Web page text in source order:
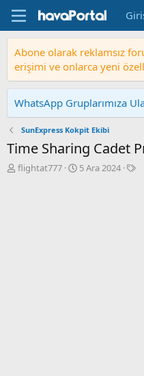
Abone olarak reklamsız
erişimi ve onlarca yeni
WhatsApp Gruplarımıza
SunExpress Kokpit Ekibi
Time Sharing Cadet
K
flightat777
B
5 Ara 2024
E